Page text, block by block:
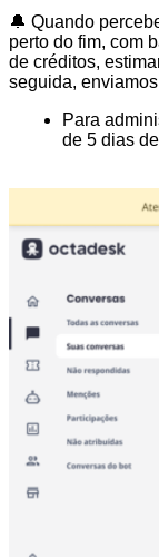
🔔 Quando
perto do fim, com
de créditos,
seguida,
Para
de 5 dias